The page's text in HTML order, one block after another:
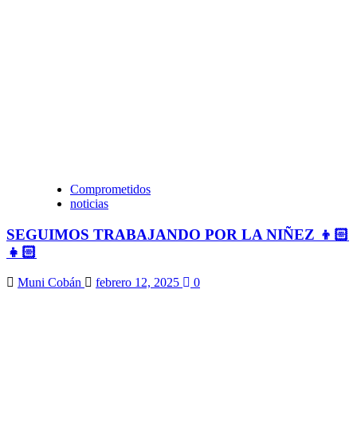
Comprometidos
noticias
SEGUIMOS TRABAJANDO POR LA NIÑEZ 👦🏻
👧🏻
Muni Cobán febrero 12, 2025 0